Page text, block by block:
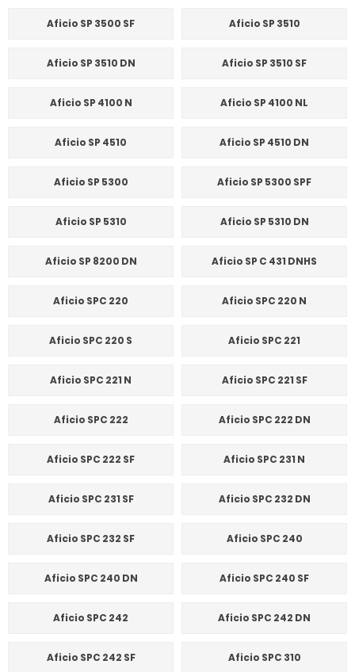
Aficio SP 3500 SF Aficio SP 3510
Aficio SP 3510 DN Aficio SP 3510 SF
Aficio SP 4100 N Aficio SP 4100 NL
Aficio SP 4510 Aficio SP 4510 DN
Aficio SP 5300 Aficio SP 5300 SPF
Aficio SP 5310 Aficio SP 5310 DN
Aficio SP 8200 DN Aficio SP C 431 DNHS
Aficio SPC 220 Aficio SPC 220 N
Aficio SPC 220 S Aficio SPC 221
Aficio SPC 221 N Aficio SPC 221 SF
Aficio SPC 222 Aficio SPC 222 DN
Aficio SPC 222 SF Aficio SPC 231 N
Aficio SPC 231 SF Aficio SPC 232 DN
Aficio SPC 232 SF Aficio SPC 240
Aficio SPC 240 DN Aficio SPC 240 SF
Aficio SPC 242 Aficio SPC 242 DN
Aficio SPC 242 SF Aficio SPC 310